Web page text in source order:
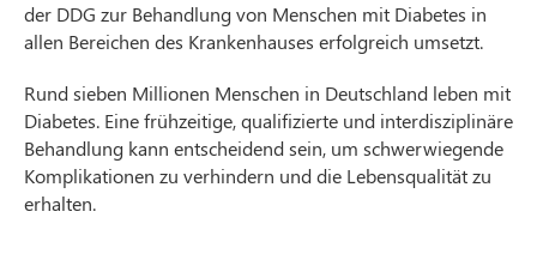
der DDG zur Behandlung von Menschen mit Diabetes in
allen Bereichen des Krankenhauses erfolgreich umsetzt.
Rund sieben Millionen Menschen in Deutschland leben mit
Diabetes. Eine frühzeitige, qualifizierte und interdisziplinäre
Behandlung kann entscheidend sein, um schwerwiegende
Komplikationen zu verhindern und die Lebensqualität zu
erhalten.